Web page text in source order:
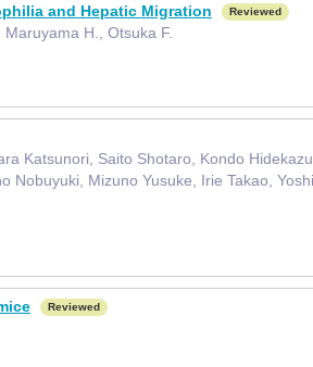
and Hepatic Migration Reviewed
H., Otsuka F.
Katsunori, Saito Shotaro, Kondo
Nobuyuki, Mizuno Yusuke, Irie Takao,
Reviewed